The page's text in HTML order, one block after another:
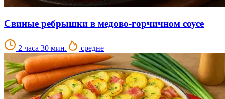
Свиные ребрышки в медово-горчичном соусе
2 часа 30 мин. средне